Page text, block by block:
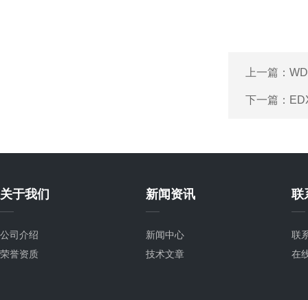
上一篇：
下一篇：
关于我们
公司介绍
荣誉资质
新闻资讯
新闻中心
技术文章
联
联
在